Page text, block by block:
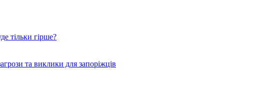
тільки гірше?
та виклики для запоріжців